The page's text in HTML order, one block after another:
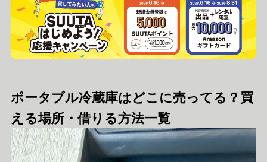
ポータブル冷蔵庫はどこに売ってる？買
える場所・借りる方法一覧